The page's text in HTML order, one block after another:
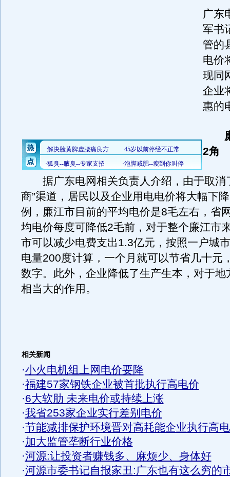
广东
军书
管的
电价
现同
企业
惠的
2角
据广东电网相关负责人介绍，由于取消
商”渠道，居民以及企业用电电价将大幅下
例，廉江市目前的平均电价是8毛左右，省
均电价每度可降低2毛前，对于整个廉江市
市可以减少电费支出1.3亿元，按照一户城
电量200度计算，一个月就可以节省几十元
数字。此外，企业降低了生产生本，对于地
相当大的作用。
相关新闻
·小火电机组上网电价要降
·福建57家钢铁企业被首批执行高电价
·6大软肋 未来电价或持续上涨
·我省253家企业实行差别电价
·节能减排保护环境晋对高耗能企业执行高
·加大监管垄断行业价格
·河源:让投资者赚钱多、麻烦少、身体好
·河源市委书记自报家丑:广东也有这么穷的